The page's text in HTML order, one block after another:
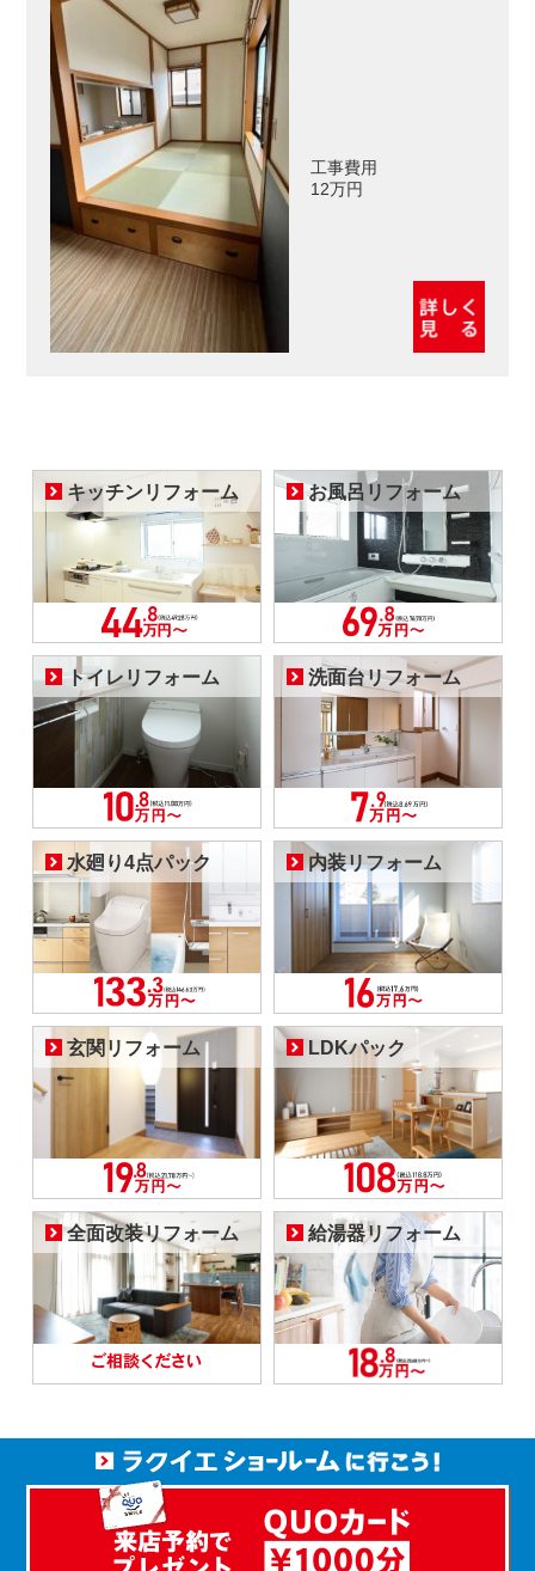
工事費用
12万円
キッチンリフォーム お風呂リフォーム
トイレリフォーム 洗面台リフォーム
水廻り4点パック 内装リフォーム
玄関リフォーム LDKパック
全面改装リフォーム 給湯器リフォーム